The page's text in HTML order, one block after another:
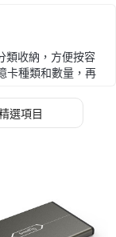
類收納，方便按容
卡種類和數量，再
、防撞、標籤、卡